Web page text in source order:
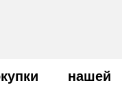
нашей